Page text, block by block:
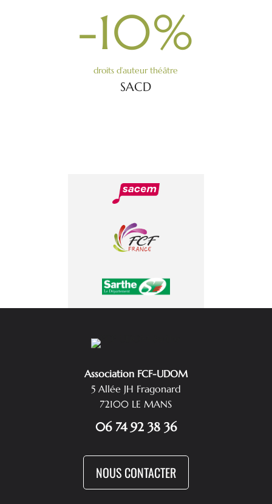
-10%
droits d’auteur théâtre
SACD
Association FCF-UDOM
5 Allée JH Fragonard
72100 LE MANS
06 74 92 38 36
NOUS CONTACTER